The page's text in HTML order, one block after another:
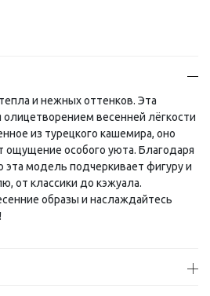
и нежных оттенков. Эта
весенней лёгкости
из турецкого кашемира, оно
ощущение особого уюта. Благодаря
эта модель подчеркивает фигуру и
от классики до кэжуала.
образы и наслаждайтесь